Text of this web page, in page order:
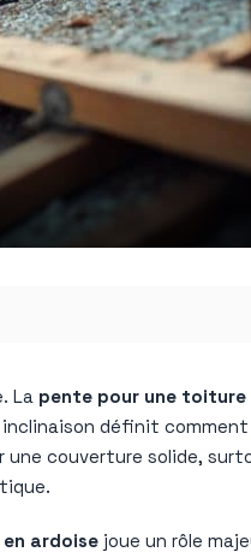
La pente pour une toiture
définit comment
couverture solide,
ardoise joue un rôle